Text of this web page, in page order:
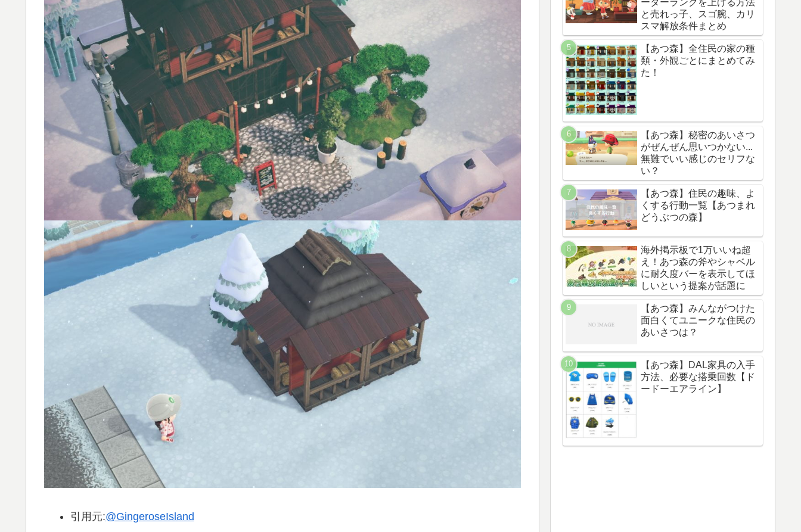
引用元:@GingeroseIsland
ーターランクを上げる方法
と売れっ子、スゴ腕、カリ
スマ解放条件まとめ
【あつ森】全住民の家の種
類・外観ごとにまとめてみ
た！
【あつ森】秘密のあいさつ
がぜんぜん思いつかない...
無難でいい感じのセリフな
い？
【あつ森】住民の趣味、よ
くする行動一覧【あつまれ
どうぶつの森】
海外掲示板で1万いいね超
え！あつ森の斧やシャベル
に耐久度バーを表示してほ
しいという提案が話題に
【あつ森】みんながつけた
面白くてユニークな住民の
あいさつは？
【あつ森】DAL家具の入手
方法、必要な搭乗回数【ド
ードーエアライン】